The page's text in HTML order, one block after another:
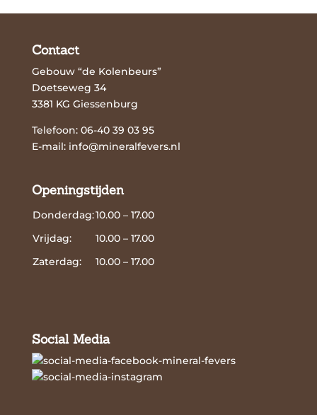
Contact
Gebouw “de Kolenbeurs”
Doetseweg 34
3381 KG Giessenburg
Telefoon: 06-40 39 03 95
E-mail: info@mineralfevers.nl
Openingstijden
Donderdag:10.00 – 17.00
Vrijdag:
10.00 – 17.00
Zaterdag:
10.00 – 17.00
Social Media